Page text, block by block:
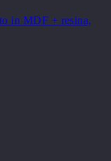
in MDF + resina,